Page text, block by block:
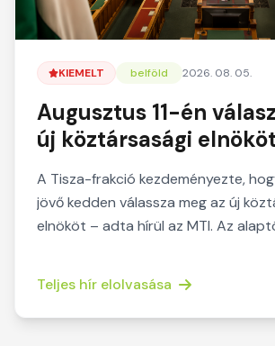
KIEMELT belföld 2026. 08. 05.
Augusztus 11-én
új köztársasági elnököt
A Tisza-frakció kezdeményezte,
jövő kedden válassza meg az új
elnököt – adta hírül az MTI. Az
Teljes hír elolvasása